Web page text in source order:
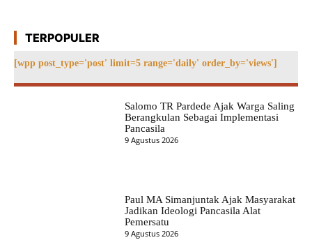
TERPOPULER
[wpp post_type='post' limit=5 range='daily' order_by='views']
Salomo TR Pardede Ajak Warga Saling
Berangkulan Sebagai Implementasi
Pancasila
9 Agustus 2026
Paul MA Simanjuntak Ajak Masyarakat
Jadikan Ideologi Pancasila Alat
Pemersatu
9 Agustus 2026